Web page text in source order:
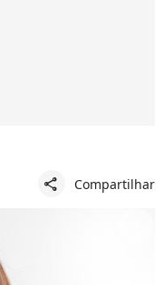
share Compartilhar